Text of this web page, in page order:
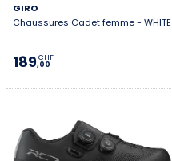
GIRO
Chaussures Cadet femme - WHITE
189,00
CHF